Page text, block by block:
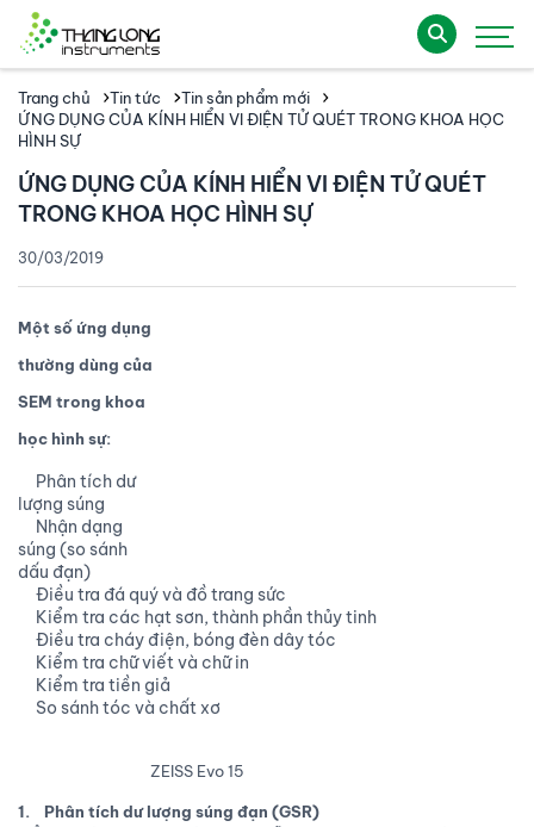
Trang chủ Tin tức
Tin sản phẩm mới
ỨNG DỤNG CỦA KÍNH HIỂN VI ĐIỆN TỬ QUÉT TRONG KHOA HỌC
HÌNH SỰ
ỨNG DỤNG CỦA KÍNH HIỂN VI ĐIỆN TỬ QUÉT
TRONG KHOA HỌC HÌNH SỰ
30/03/2019
Một số ứng dụng
thường dùng của
SEM trong khoa
học hình sự:
Phân tích dư
lượng súng
Nhận dạng
súng (so sánh
dấu đạn)
Điều tra đá quý và đồ trang sức
Kiểm tra các hạt sơn, thành phần thủy tinh
Điều tra cháy điện, bóng đèn dây tóc
Kiểm tra chữ viết và chữ in
Kiểm tra tiền giả
So sánh tóc và chất xơ
ZEISS Evo 15
1. Phân tích dư lượng súng đạn (GSR)